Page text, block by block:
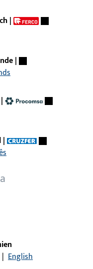
|
|
|
|
| English